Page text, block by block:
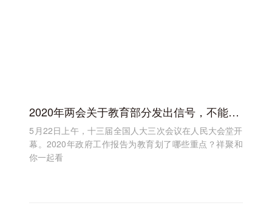
2020年两会关于教育部分发出信号，不能错过！
5月22日上午，十三届全国人大三次会议在人民大会堂开
幕。2020年政府工作报告为教育划了哪些重点？祥聚和
你一起看